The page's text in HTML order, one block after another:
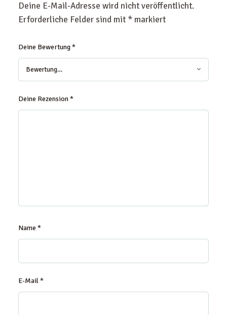
Deine E-Mail-Adresse wird nicht veröffentlicht.
Erforderliche Felder sind mit *markiert
Deine Bewertung*
Deine Rezension*
Name*
E-Mail*